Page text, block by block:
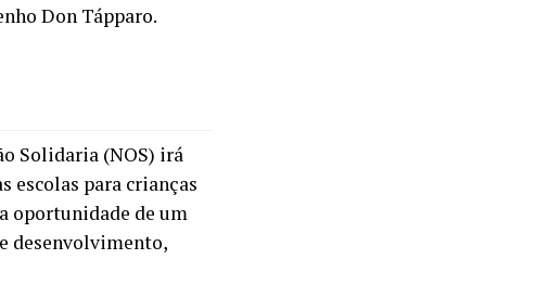
Don Tápparo.
Solidaria (NOS) irá
escolas para crianças
oportunidade de um
desenvolvimento,